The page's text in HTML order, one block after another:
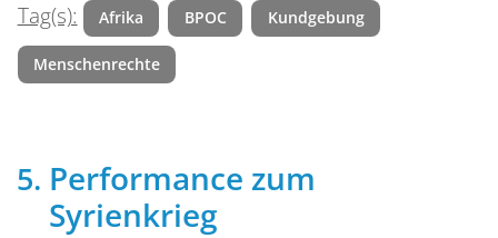
Tag(s): Afrika BPOC Kundgebung
Menschenrechte
Performance zum
Syrienkrieg